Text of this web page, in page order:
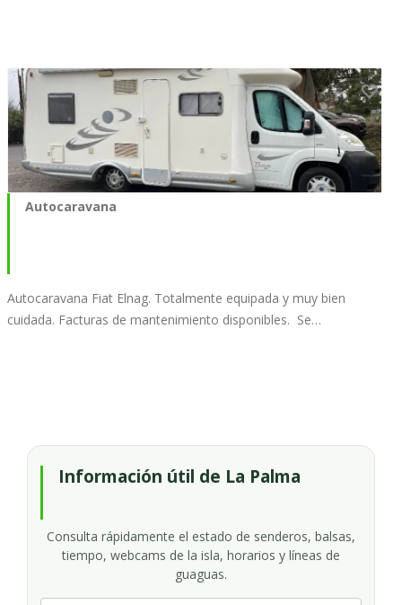
Autocaravana
Autocaravana Fiat Elnag. Totalmente equipada y muy bien
cuidada. Facturas de mantenimiento disponibles. Se…
Información útil de La Palma
Consulta rápidamente el estado de senderos, balsas,
tiempo, webcams de la isla, horarios y líneas de
guaguas.